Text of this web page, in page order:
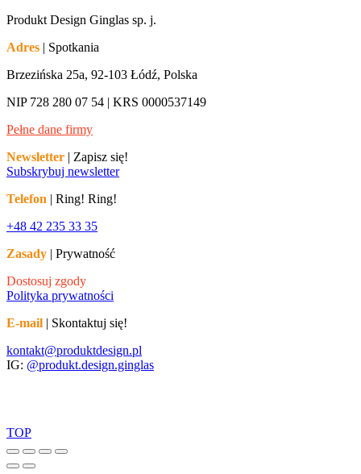
Produkt Design Ginglas sp. j.
Adres | Spotkania
Brzezińska 25a, 92-103 Łódź, Polska
NIP 728 280 07 54 | KRS 0000537149
Pełne dane firmy
Newsletter | Zapisz się!
Subskrybuj newsletter
Telefon | Ring! Ring!
+48 42 235 33 35
Zasady | Prywatność
Dostosuj zgody
Polityka prywatności
E-mail | Skontaktuj się!
kontakt@produktdesign.pl
IG: @produkt.design.ginglas
TOP